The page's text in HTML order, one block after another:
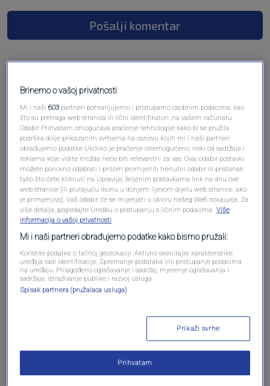
Pošalji komentar
Oglas
Brinemo o vašoj privatnosti
Mi i naši603 partneri pohranjujemo i pristupamo osobnim podacima, kao
što su pretraga web stranica ili lični identifikatori, na vašem računaru .
Odabir Prihvatam omogućava praćenje tehnologije kako bi se pružila
podrška dolje prikazanim svrhama na osnovu kojih mi i naši partneri
obrađujemo podatke Ukoliko je praćenje onemogućeno, neki od sadržaja i
reklama koje vidite možda neće biti relevantni za vas. Ovaj odabir postavki
možete ponovno odabrati i pritom promijeniti trenutni odabir ili pristanak
tako što ćete kliknuti na Upravljaj željenim postavkama link na dnu ove
web stranice [ili plutajuću ikonu u donjem lijevom dijelu web stranice, ako
je primjenjivo]. Vaš odabir će se mijenjati u okviru našeg Wеб локација. Za
više detalja, pogledajte Uredbu o postupanju s ličnim podacima. Više
informacija o vašoj privatnosti
Mi i naši partneri obrađujemo podatke kako bismo pružali:
Koristite podatke o tačnoj geolokaciji. Aktivno skenirajte karakteristike
uređaja radi identifikacije. Spremanje podataka i/ili pristupanje podacima
na uređaju. Prilagođeno oglašavanje i sadržaj, mjerenje oglašavanja i
sadržaja, istraživanje publike i razvoj usluga.
Spisak partnera (pružalaca usluga)
Prikaži svrhe
Prihvatam